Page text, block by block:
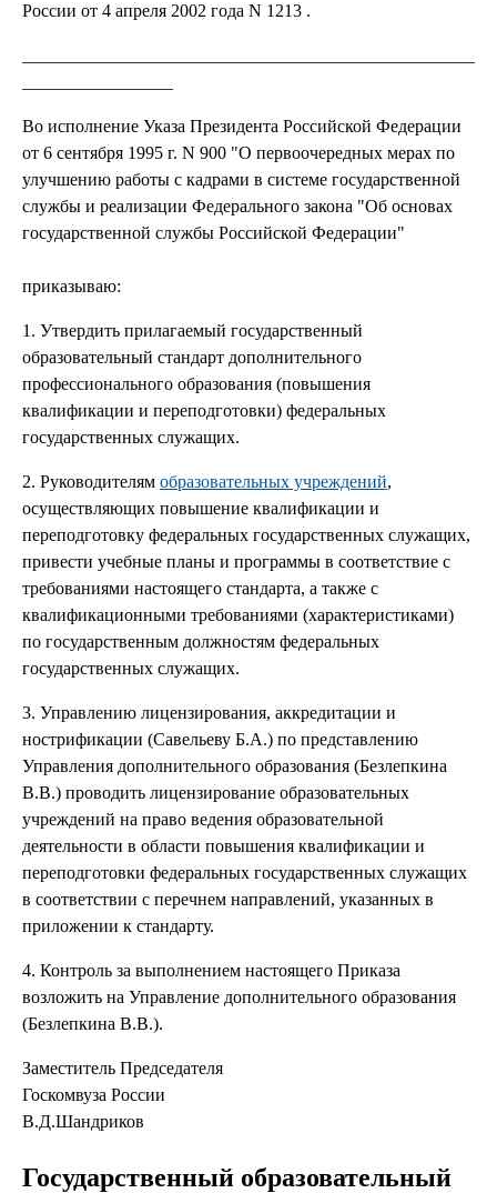
России от 4 апреля 2002 года N 1213 .
Во исполнение Указа Президента Российской Федерации
от 6 сентября 1995 г. N 900 "О первоочередных мерах по
улучшению работы с кадрами в системе государственной
службы и реализации Федерального закона "Об основах
государственной службы Российской Федерации"
приказываю:
1. Утвердить прилагаемый государственный
образовательный стандарт дополнительного
профессионального образования (повышения
квалификации и переподготовки) федеральных
государственных служащих.
2. Руководителям образовательных учреждений,
осуществляющих повышение квалификации и
переподготовку федеральных государственных служащих,
привести учебные планы и программы в соответствие с
требованиями настоящего стандарта, а также с
квалификационными требованиями (характеристиками)
по государственным должностям федеральных
государственных служащих.
3. Управлению лицензирования, аккредитации и
нострификации (Савельеву Б.А.) по представлению
Управления дополнительного образования (Безлепкина
В.В.) проводить лицензирование образовательных
учреждений на право ведения образовательной
деятельности в области повышения квалификации и
переподготовки федеральных государственных служащих
в соответствии с перечнем направлений, указанных в
приложении к стандарту.
4. Контроль за выполнением настоящего Приказа
возложить на Управление дополнительного образования
(Безлепкина В.В.).
Заместитель Председателя
Госкомвуза России
В.Д.Шандриков
Государственный образовательный